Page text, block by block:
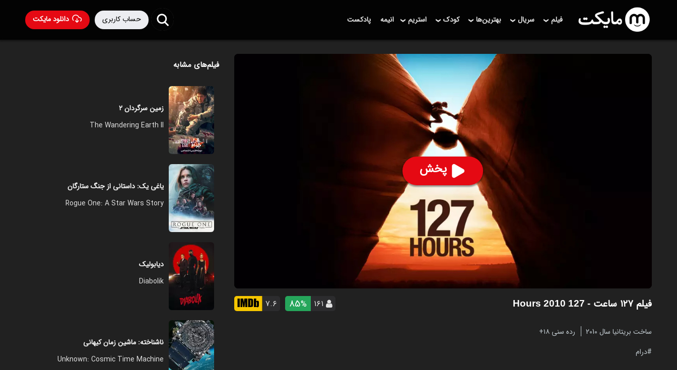
دانلود مایکت حساب کاربری فیلم سریال بهترین‌ها کودک استریم انیمه پادکست
پخش
فیلم ۱۲۷ ساعت - 127 Hours 2010 ۱۶۱ 85% ۷.۶
ساخت بریتانیا سال 2010
رده سنی ۱۸+
درام
فیلم‌های مشابه
زمین سرگردان ۲
The Wandering Earth II
یاغی یک: داستانی از جنگ ستارگان
Rogue One: A Star Wars Story
دیابولیک
Diabolik
ناشناخته: ماشین زمان کیهانی
Unknown: Cosmic Time Machine